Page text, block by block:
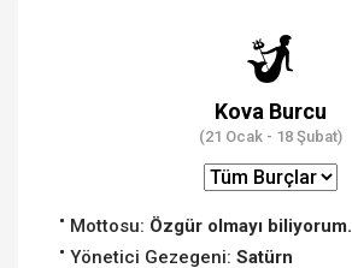
Kova Burcu
(21 Ocak - 18 Şubat)
Mottosu: Özgür olmayı biliyorum.
Yönetici Gezegeni: Satürn